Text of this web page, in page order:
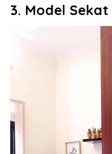
3. Model